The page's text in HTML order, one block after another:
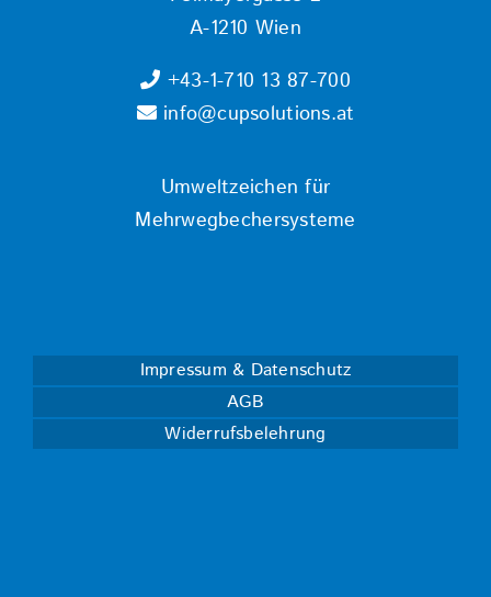
A-1210 Wien
+43-1-710 13 87-700
info@cupsolutions.at
Umweltzeichen für
Mehrwegbechersysteme
Impressum & Datenschutz
AGB
Widerrufsbelehrung